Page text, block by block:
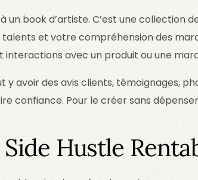
un book d’artiste. C’est une collection
talents et votre compréhension des
interactions avec un produit ou une
y avoir des avis clients, témoignages,
confiance. Pour le créer sans
Hustle